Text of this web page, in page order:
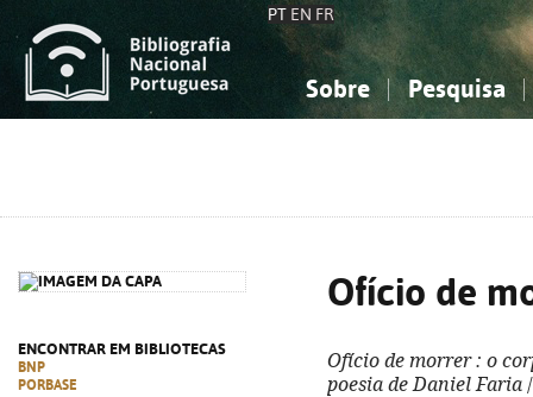
PT EN FR
Sobre Pesquisa
ENCONTRAR EM BIBLIOTECAS
BNP
PORBASE
Ofício de
Ofício de morrer: o
poesia de Daniel Faria